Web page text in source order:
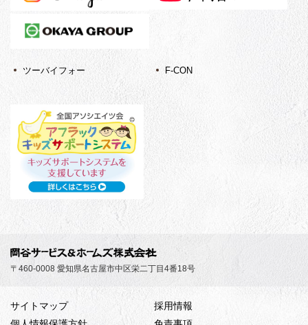
ツーバイフォー F-CON
〒460-0008 愛知県名古屋市中区栄二丁目4番18号
サイトマップ
採用情報